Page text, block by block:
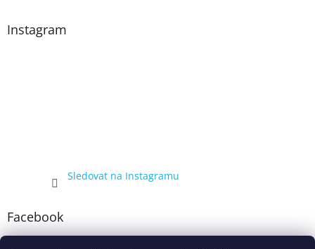
Instagram
Sledovat na Instagramu
Facebook